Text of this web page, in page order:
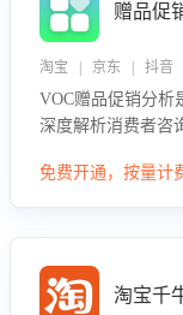
赠品促
淘宝 | 京东 | 抖音
VOC赠品促销分析
深度解析消费者咨
求，帮助企业制定
免费开通，按量计
淘宝千